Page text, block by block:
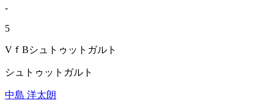
-
5
VｆBシュトゥットガルト
シュトゥットガルト
中島 洋太朗